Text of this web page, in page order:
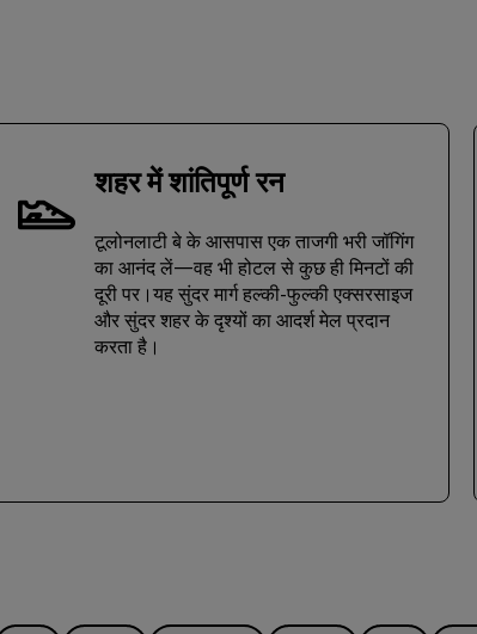
शहर में शांतिपूर्ण रन
टूलोनलाटी बे के आसपास एक ताजगी भरी जॉगिंग
का आनंद लें—वह भी होटल से कुछ ही मिनटों की
दूरी पर।यह सुंदर मार्ग हल्की-फुल्की एक्सरसाइज
और सुंदर शहर के दृश्यों का आदर्श मेल प्रदान
करता है।